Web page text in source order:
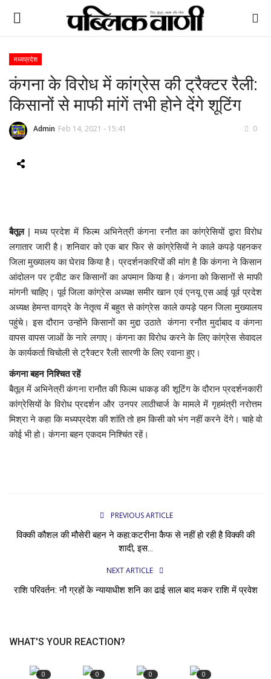
ई-पेपर
होम
Contact Us
देश
दुनिया
मध्यप्रदेश
छत्तीसगढ़
मनोरंजन
लाइफस्टाइल
खेल
मध्यप्रदेश
कंगना के विरोध में कांग्रेस की ट्रैक्टर रैली:
किसानों से माफी मांगें तभी होने देंगे शूटिंग
Admin Feb 14, 2021 - 15:41 0
बैतूल | मध्य प्रदेश में फिल्म अभिनेत्री कंगना रनौत का कांग्रेसियों द्वारा विरोध
लगातार जारी है। शनिवार को एक बार फिर से कांग्रेसियों ने काले कपड़े पहनकर
जिला मुख्यालय का घेराव किया है। प्रदर्शनकारियों की मांग है कि कंगना ने किसान
आंदोलन पर ट्वीट कर किसानों का अपमान किया है। कंगना को किसानों से माफी
मांगनी चाहिए। पूर्व जिला कांग्रेस अध्यक्ष समीर खान एवं एनयू एस आई पूर्व प्रदेश
अध्यक्ष हेमन्त वागद्रे के नेतृत्व में बहुत से कांग्रेस काले कपड़े पहन जिला मुख्यालय
पहुंचे। इस दौरान उन्होंने किसानों का मुद्दा उठाते कंगना रनौत मुर्दाबाद व कंगना
वापस वापस जाओं के नारे लगाए। कंगना का विरोध करने के लिए कांग्रेस सेवादल
के कार्यकर्ता चिचोली से ट्रैक्टर रैली सारणी के लिए रवाना हुए।
कंगना बहन निश्चित रहें
बैतूल में अभिनेत्री कंगना रानौत की फिल्म धाकड़ की शूटिंग के दौरान प्रदर्शनकारी
कांग्रेसियों के विरोध प्रदर्शन और उनपर लाठीचार्ज के मामले में गृहमंत्री नरोत्तम
मिश्रा ने कहा कि मध्यप्रदेश की शांति तो हम किसी को भंग नहीं करने देंगे। चाहे वो
कोई भी हो। कंगना बहन एकदम निश्चिंत रहें।
PREVIOUS ARTICLE
विक्की कौशल की मौसेरी बहन ने कहा:कटरीना कैफ से नहीं हो रही है विक्की की
शादी, इस...
NEXT ARTICLE
राशि परिवर्तन: नौ ग्रहों के न्यायाधीश शनि का ढाई साल बाद मकर राशि में प्रवेश
WHAT'S YOUR REACTION?
0 0 0 0